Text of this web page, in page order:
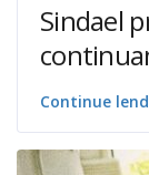
Sindael
Continue